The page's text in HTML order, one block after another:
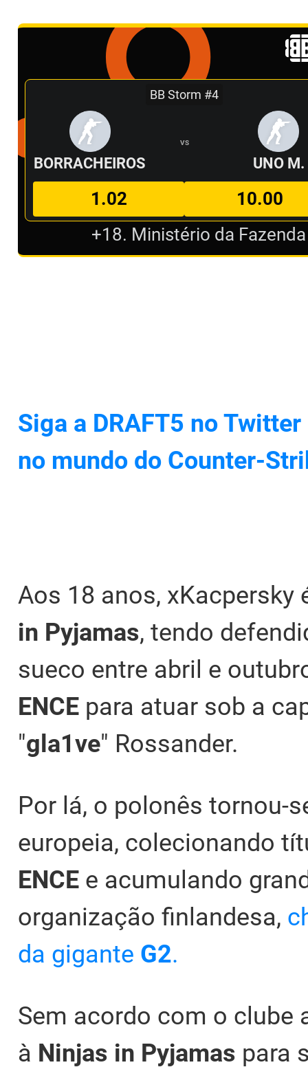
BB Storm #4
BORRACHEIROS
VS
UNO M.
1.02
10.00
+18. Ministério da
Siga a DRAFT5 no
no mundo do Counter-
Aos 18 anos,
in Pyjamas, tendo
sueco entre abril e
ENCE para atuar sob a
"gla1ve" Rossander.
Por lá, o polonês tornou-
europeia, colecionando
ENCE e acumulando
organização finlandesa,
da gigante G2.
Sem acordo com o clube
à Ninjas in Pyjamas para